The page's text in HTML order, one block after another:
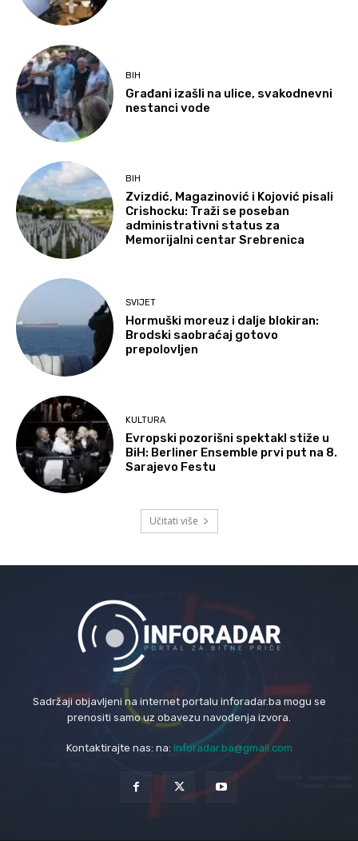
BIH
Građani izašli na ulice, svakodnevni
nestanci vode
BIH
Zvizdić, Magazinović i Kojović pisali
Crishocku: Traži se poseban
administrativni status za
Memorijalni centar Srebrenica
SVIJET
Hormuški moreuz i dalje blokiran:
Brodski saobraćaj gotovo
prepolovljen
KULTURA
Evropski pozorišni spektakl stiže u
BiH: Berliner Ensemble prvi put na 8.
Sarajevo Festu
Učitati više
Sadržaji objavljeni na internet portalu inforadar.ba mogu se
prenositi samo uz obavezu navođenja izvora.
Kontaktirajte nas: na: inforadar.ba@gmail.com